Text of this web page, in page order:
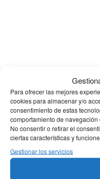
Para ofrecer las mejores
cookies para almacenar y/o
consentimiento de estas
comportamiento de
No consentir o retirar el
ciertas características y
Gestionar los servicios
BUSCAR
ÚLTIMAS